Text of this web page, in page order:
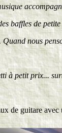
baffles de
nous
à petit prix...
de guitare